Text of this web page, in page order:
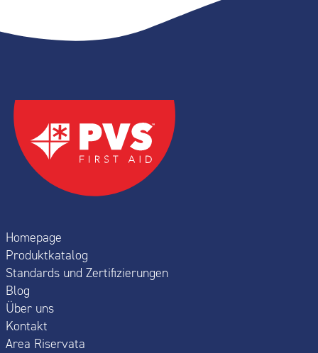
Homepage
Produktkatalog
Standards und Zertifizierungen
Blog
Über uns
Kontakt
Area Riservata